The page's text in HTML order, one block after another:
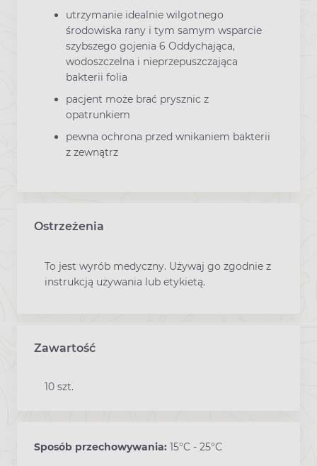
utrzymanie idealnie wilgotnego
środowiska rany i tym samym wsparcie
szybszego gojenia 6 Oddychająca,
wodoszczelna i nieprzepuszczająca
bakterii folia
pacjent może brać prysznic z
opatrunkiem
pewna ochrona przed wnikaniem bakterii
z zewnątrz
Ostrzeżenia
To jest wyrób medyczny. Używaj go zgodnie z
instrukcją używania lub etykietą.
Zawartość
10 szt.
Sposób przechowywania: 15°C - 25°C